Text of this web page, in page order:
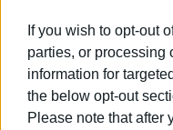
If you wish to opt-out
parties, or processing
information for
the below opt-out
Please note that after
Εμφανίσεις: 177
Ακολουθήστε το